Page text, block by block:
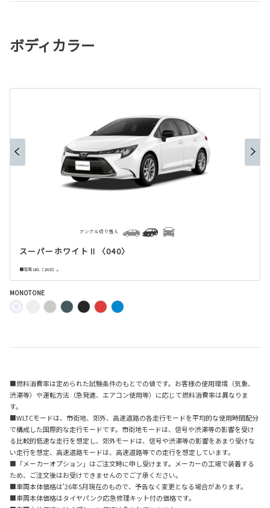
ボディカラー
スーパーホワイトⅡ〈040〉
■写真はG（2WD）。
アングル切り替え
MONOTONE
■燃料消費率は定められた試験条件のもとでの値です。お客様の使用環境（気象、
渋滞等）や運転方法（急発進、エアコン使用等）に応じて燃料消費率は異なりま
す。
■WLTCモードは、市街地、郊外、高速道路の各走行モードを平均的な使用時間配分
で構成した国際的な走行モードです。市街地モードは、信号や渋滞等の影響を受け
る比較的低速な走行を想定し、郊外モードは、信号や渋滞等の影響をあまり受けな
い走行を想定、高速道路モードは、高速道路等での走行を想定しています。
■「メーカーオプション」はご注文時に申し受けます。メーカーの工場で装着する
ため、ご注文後はお受けできませんのでご了承ください。
■車両本体価格は'26年5月現在のもので、予告なく変更となる場合があります。
■車両本体価格はタイヤパンク応急修理キット付の価格です。